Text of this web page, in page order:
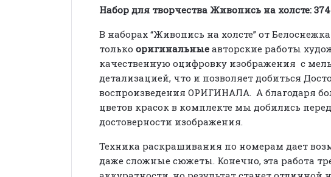
Набор для творчества Живопись на холсте:
В наборах “Живопись на холсте” от
только оригинальные авторские работы
качественную оцифровку изображения с
детализацией, что и позволяет добиться
воспроизведения ОРИГИНАЛА. А благодаря
цветов красок в комплекте мы добились
достоверности изображения.
Техника раскрашивания по номерам дает
даже сложные сюжеты. Конечно, эта работа